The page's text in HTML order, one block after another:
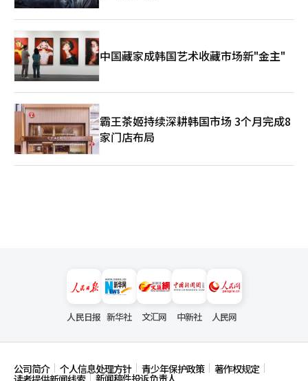
中国藏家成韩国艺术收藏市场新"金主"
霸王茶姬持续深耕韩国市场 3个月完成8
家门店布局
人民日报 新华社 文汇网 中新社 人民网
公司简介 个人信息处理方针 青少年保护政策 著作权规定
新闻稿件投诉负责人